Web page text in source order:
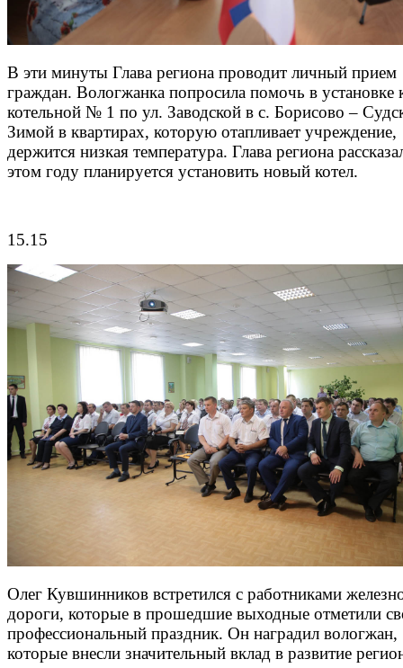
В эти минуты Глава региона проводит личный прием
граждан. Вологжанка попросила помочь в установке
котельной № 1 по ул. Заводской в с. Борисово –
Зимой в квартирах, которую отапливает учреждение,
держится низкая температура. Глава региона
этом году планируется установить новый котел.
15.15
Олег Кувшинников встретился с работниками
дороги, которые в прошедшие выходные отметили
профессиональный праздник. Он наградил вологжан,
которые внесли значительный вклад в развитие